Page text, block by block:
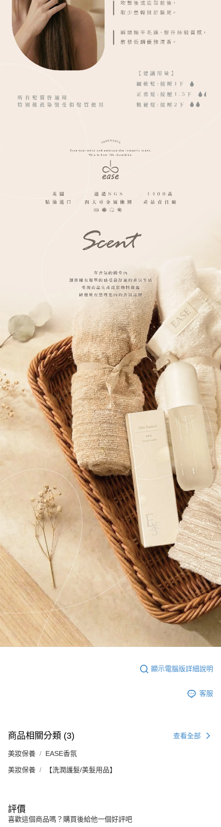
顯示電腦版詳細說明
客服
商品相關分類 (3) 查看全部
美妝保養 EASE香氛
美妝保養 【洗潤護髮/美髮用品】
評價
喜歡這個商品嗎？購買後給他一個好評吧